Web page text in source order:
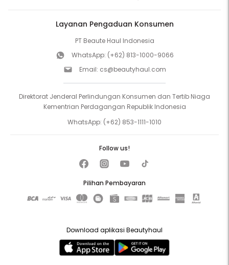
Layanan Pengaduan Konsumen
PT Beaute Haul Indonesia
WhatsApp: (+62) 813-1000-9066
Email: cs@beautyhaul.com
Direktorat Jenderal Perlindungan Konsumen dan Tertib Niaga
Kementrian Perdagangan Republik Indonesia
WhatsApp: (+62) 853-1111-1010
Pilihan Pembayaran
Follow us!
Download aplikasi Beautyhaul